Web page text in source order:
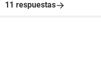
11 respuestas